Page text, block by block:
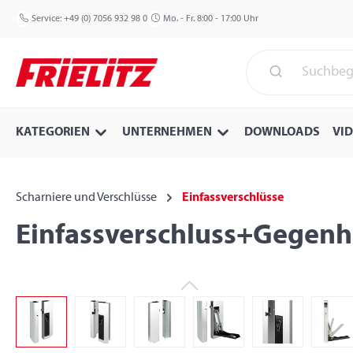
Hauptinhalt springen
Zur Suche springen
Zur Hauptnavigation springen
Service: +49 (0) 7056 932 98 0 Mo. - Fr. 8:00 - 17:00 Uhr
KATEGORIEN UNTERNEHMEN DOWNLOADS
Scharniere und Verschlüsse Einfassverschlüsse
Bildergalerie überspringen